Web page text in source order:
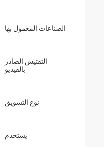
الصناعات المعمول بها
التفتيش الصادر
بالفيديو
نوع التسويق
يستخدم